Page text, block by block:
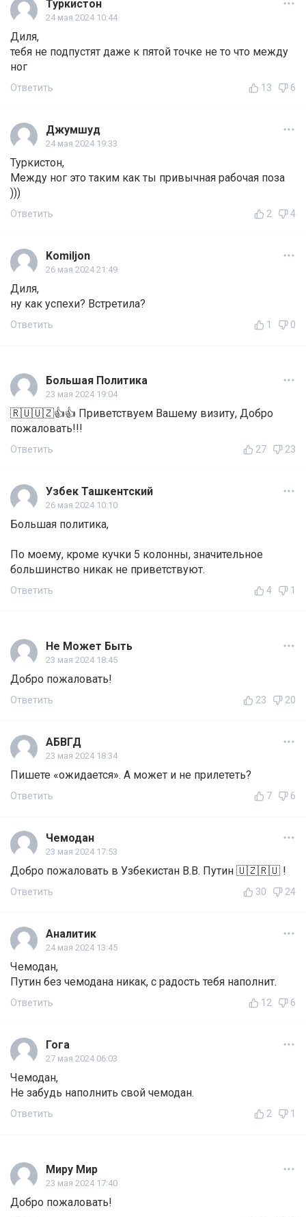
Туркистон
24 мая 2024 10:44
Диля,
тебя не подпустят даже к пятой точке не то что между
ног
Ответить 13 6
Джумшуд
24 мая 2024 19:33
Туркистон,
Между ног это таким как ты привычная рабочая поза
)))
Ответить 2 4
Komiljon
26 мая 2024 21:49
Диля,
ну как успехи? Встретила?
Ответить 1 0
Большая Политика
23 мая 2024 19:04
🇷🇺🇺🇿👍👍 Приветствуем Вашему визиту, Добро
пожаловать!!!
Ответить 27 23
Узбек Ташкентский
26 мая 2024 10:10
Большая политика,
По моему, кроме кучки 5 колонны, значительное
большинство никак не приветствуют.
Ответить 4 1
Не Может Быть
23 мая 2024 18:45
Добро пожаловать!
Ответить 23 20
АБВГД
23 мая 2024 18:34
Пишете «ожидается». А может и не прилететь?
Ответить 7 6
Чемодан
23 мая 2024 17:53
Добро пожаловать в Узбекистан В.В. Путин 🇺🇿🇷🇺 !
Ответить 30 24
Аналитик
24 мая 2024 13:45
Чемодан,
Путин без чемодана никак, с радость тебя наполнит.
Ответить 12 6
Гога
27 мая 2024 06:03
Чемодан,
Не забудь наполнить свой чемодан.
Ответить 2 1
Миру Мир
23 мая 2024 17:40
Добро пожаловать!